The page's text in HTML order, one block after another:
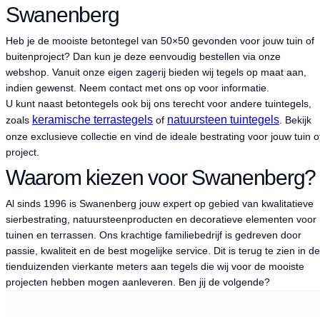
Swanenberg
Heb je de mooiste betontegel van 50×50 gevonden voor jouw tuin of
buitenproject? Dan kun je deze eenvoudig bestellen via onze
webshop. Vanuit onze eigen zagerij bieden wij tegels op maat aan,
indien gewenst. Neem contact met ons op voor informatie.
U kunt naast betontegels ook bij ons terecht voor andere tuintegels,
zoals keramische terrastegels of natuursteen tuintegels. Bekijk
onze exclusieve collectie en vind de ideale bestrating voor jouw tuin
project.
Waarom kiezen voor Swanenberg?
Al sinds 1996 is Swanenberg jouw expert op gebied van kwalitatieve
sierbestrating, natuursteenproducten en decoratieve elementen voor
tuinen en terrassen. Ons krachtige familiebedrijf is gedreven door
passie, kwaliteit en de best mogelijke service. Dit is terug te zien in de
tienduizenden vierkante meters aan tegels die wij voor de mooiste
projecten hebben mogen aanleveren. Ben jij de volgende?